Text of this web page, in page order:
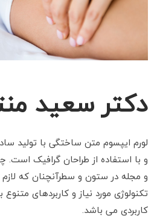
دکتر سعید
لورم ایپسوم متن ساختگی با تولید
و با استفاده از طراحان گرافیک است.
و مجله در ستون و سطرآنچنان که
تکنولوژی مورد نیاز و کاربردهای
کاربردی می باشد.